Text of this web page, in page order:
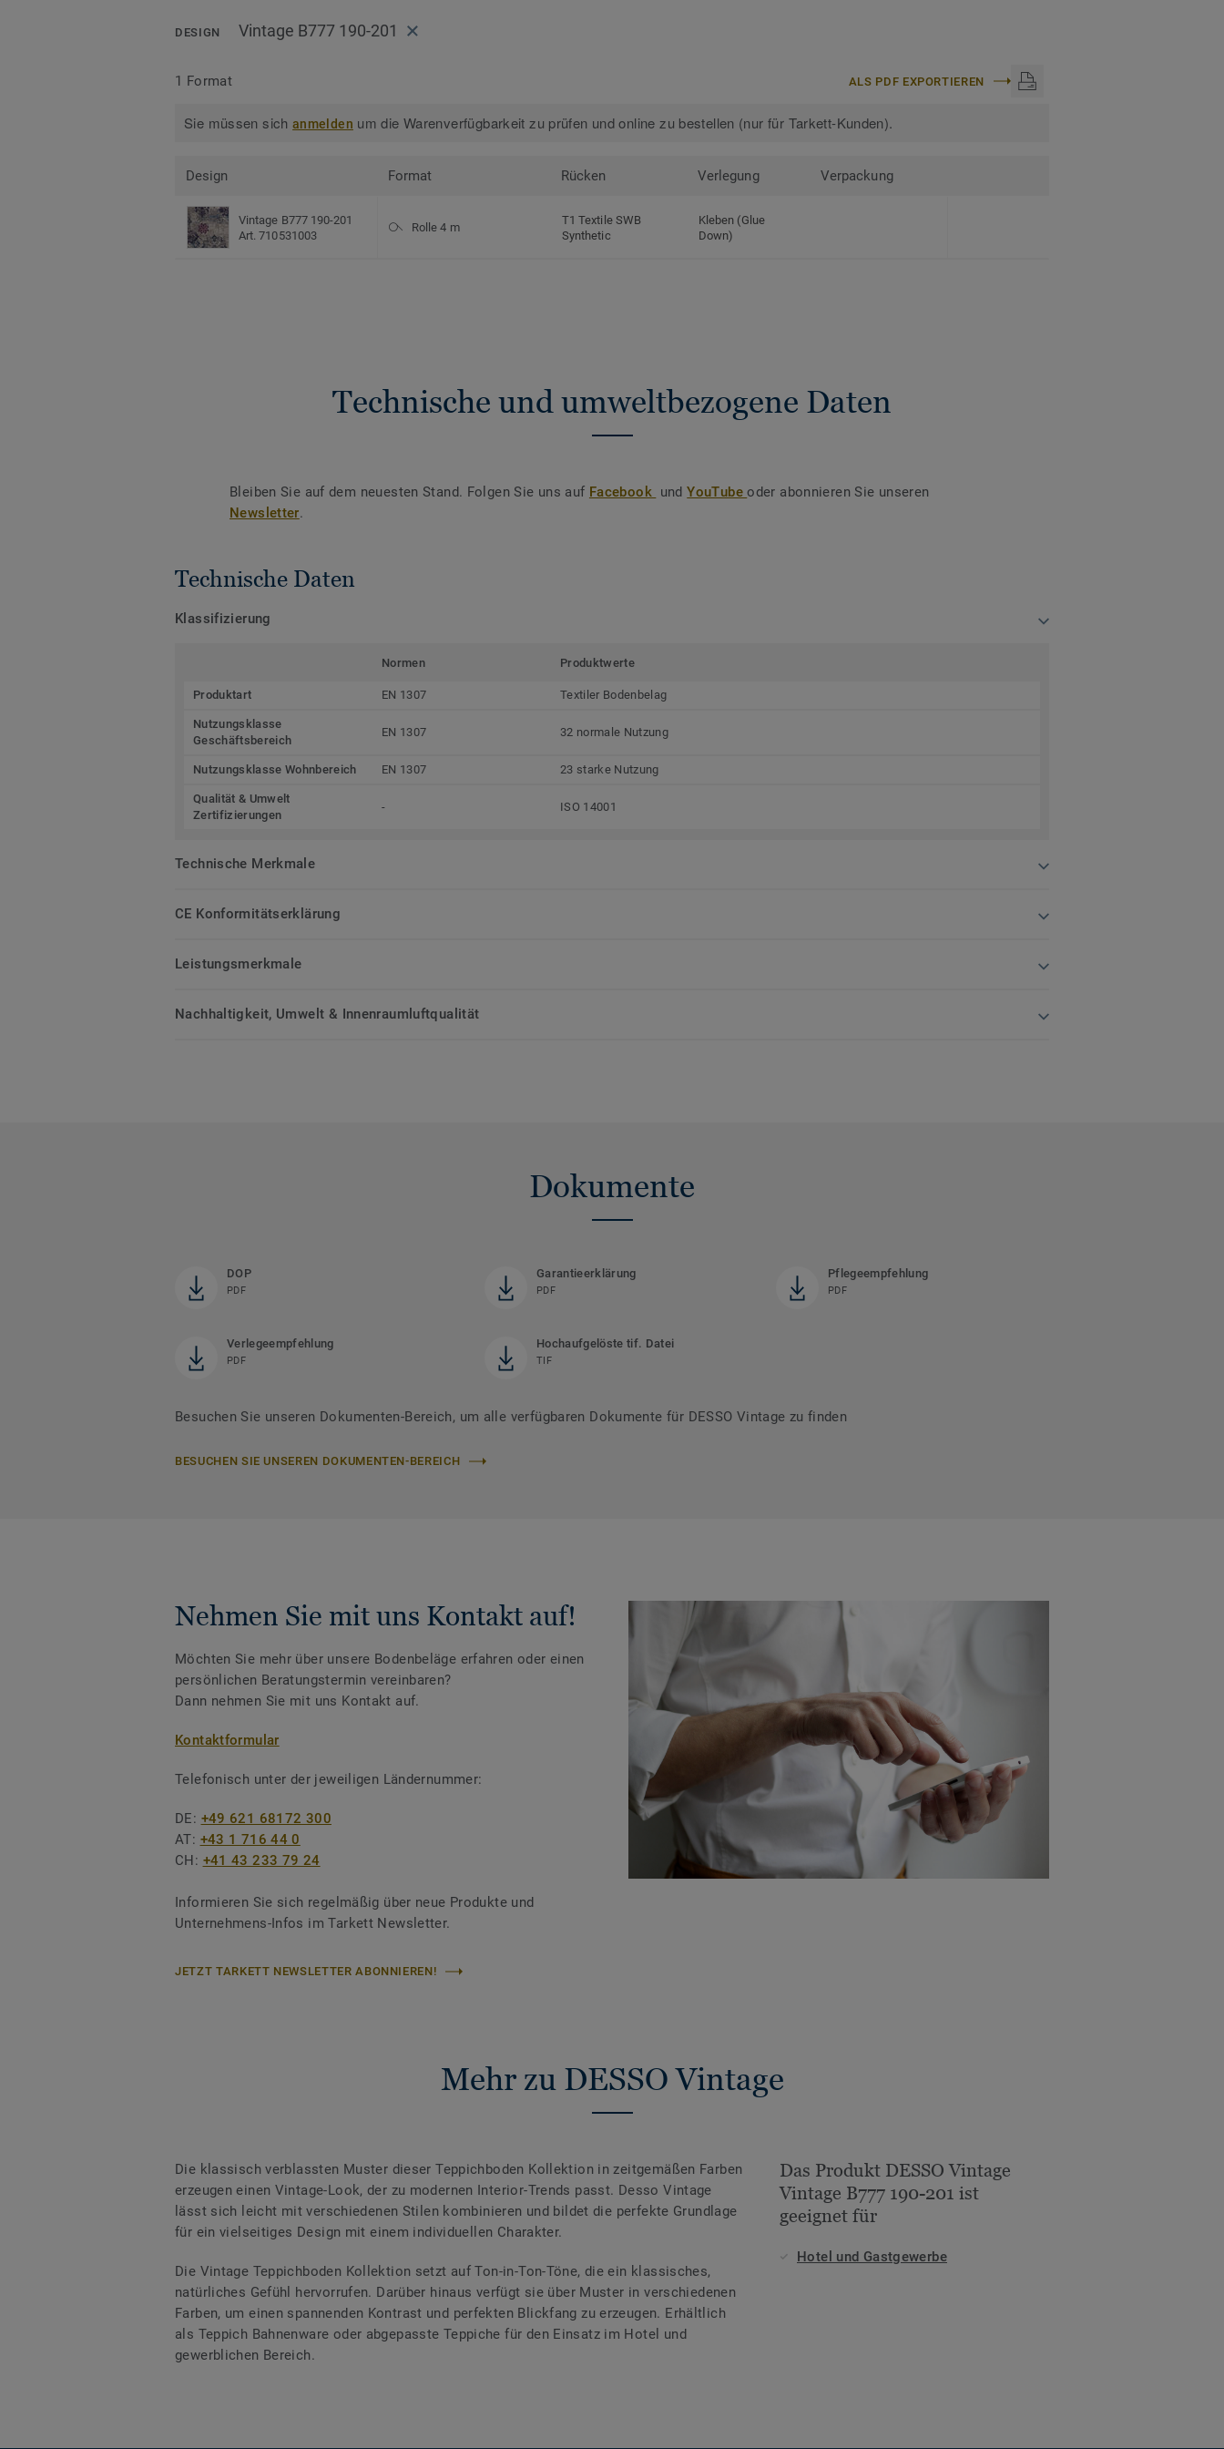
DESIGN Vintage B777 190-201
1 Format ALS PDF EXPORTIEREN
Sie müssen sichanmelden um die Warenverfügbarkeit zu prüfen und online zu bestellen (nur für Tarkett-Kunden).
Design Format Rücken Verlegung Verpackung
Vintage B777 190-201
Art. 710531003
Rolle 4 m
T1 Textile SWB
Synthetic
Kleben (Glue
Down)
Technische und umweltbezogene Daten
Bleiben Sie auf dem neuesten Stand. Folgen Sie uns auf Facebook undYouTubeoder abonnieren Sie unseren
Newsletter.
Technische Daten
Klassifizierung
Normen Produktwerte
Produktart EN 1307 Textiler Bodenbelag
Nutzungsklasse
Geschäftsbereich
EN 1307 32 normale Nutzung
Nutzungsklasse Wohnbereich EN 1307 23 starke Nutzung
Qualität & Umwelt
Zertifizierungen
- ISO 14001
Technische Merkmale
CE Konformitätserklärung
Leistungsmerkmale
Nachhaltigkeit, Umwelt & Innenraumluftqualität
Dokumente
DOP
PDF
Garantieerklärung
PDF
Pflegeempfehlung
PDF
Verlegeempfehlung
PDF
Hochaufgelöste tif. Datei
TIF
Besuchen Sie unseren Dokumenten-Bereich, um alle verfügbaren Dokumente für DESSO Vintage zu finden
BESUCHEN SIE UNSEREN DOKUMENTEN-BEREICH
Nehmen Sie mit uns Kontakt auf!
Möchten Sie mehr über unsere Bodenbeläge erfahren oder einen
persönlichen Beratungstermin vereinbaren?
Dann nehmen Sie mit uns Kontakt auf.
Kontaktformular
Telefonisch unter der jeweiligen Ländernummer:
DE: +49 621 68172 300
AT: +43 1 716 44 0
CH: +41 43 233 79 24
Informieren Sie sich regelmäßig über neue Produkte und
Unternehmens-Infos im Tarkett Newsletter.
JETZT TARKETT NEWSLETTER ABONNIEREN!
Mehr zu DESSO Vintage
Die klassisch verblassten Muster dieser Teppichboden Kollektion in zeitgemäßen Farben
erzeugen einen Vintage-Look, der zu modernen Interior-Trends passt. Desso Vintage
lässt sich leicht mit verschiedenen Stilen kombinieren und bildet die perfekte Grundlage
für ein vielseitiges Design mit einem individuellen Charakter.
Die Vintage Teppichboden Kollektion setzt auf Ton-in-Ton-Töne, die ein klassisches,
natürliches Gefühl hervorrufen. Darüber hinaus verfügt sie über Muster in verschiedenen
Farben, um einen spannenden Kontrast und perfekten Blickfang zu erzeugen. Erhältlich
als Teppich Bahnenware oder abgepasste Teppiche für den Einsatz im Hotel und
gewerblichen Bereich.
Das Produkt DESSO Vintage
Vintage B777 190-201 ist
geeignet für
Hotel und Gastgewerbe